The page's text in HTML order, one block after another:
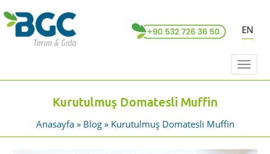
EN
Toggle
Kurutulmuş Domatesli Muffin
Anasayfa » Blog» Kurutulmuş Domatesli Muffin